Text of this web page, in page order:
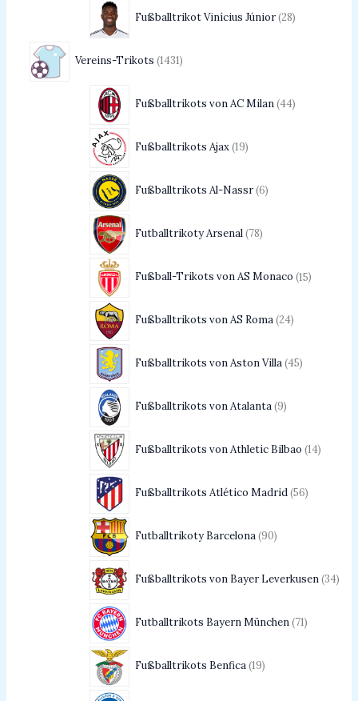
Fußballtrikot Vinícius Júnior 28
Vereins-Trikots 1431
Fußballtrikots von AC Milan 44
Fußballtrikots Ajax 19
Fußballtrikots Al-Nassr 6
Futballtrikoty Arsenal 78
Fußball-Trikots von AS Monaco 15
Fußballtrikots von AS Roma 24
Fußballtrikots von Aston Villa 45
Fußballtrikots von Atalanta 9
Fußballtrikots von Athletic Bilbao 14
Fußballtrikots Atlético Madrid 56
Futballtrikoty Barcelona 90
Fußballtrikots von Bayer Leverkusen 34
Futballtrikots Bayern München 71
Fußballtrikots Benfica 19